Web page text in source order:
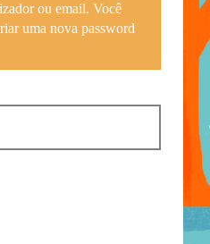
ou email. Você
uma nova password